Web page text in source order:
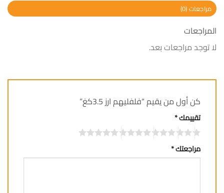
مراجعات (0)
المراجعات
لا توجد مراجعات بعد.
كن أول من يقيم “فلفليهم ارز 3.5كغ”
تقييمك*
مراجعتك*